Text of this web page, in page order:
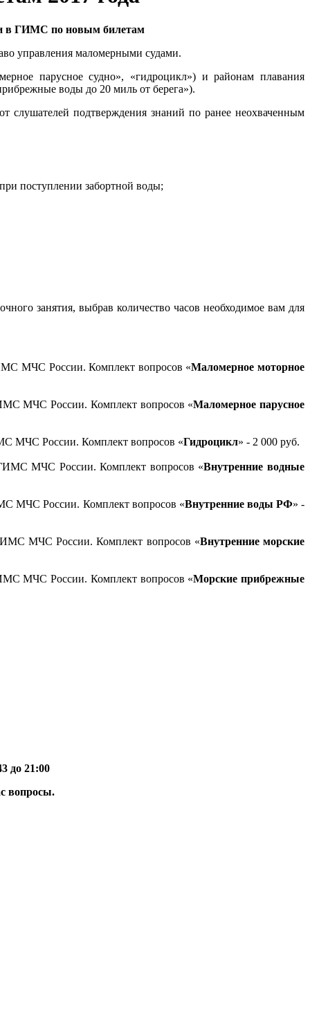
в ГИМС по новым билетам
управления маломерными судами.
парусное судно», «гидроцикл») и районам плавания
воды до 20 миль от берега»).
слушателей подтверждения знаний по ранее неохваченным
поступлении забортной воды;
занятия, выбрав количество часов необходимое вам для
МЧС России. Комплект вопросов «Маломерное моторное
МЧС России. Комплект вопросов «Маломерное парусное
МЧС России. Комплект вопросов «Гидроцикл» - 2 000 руб.
ГИМС МЧС России. Комплект вопросов «Внутренние водные
МЧС России. Комплект вопросов «Внутренние воды РФ» -
ГИМС МЧС России. Комплект вопросов «Внутренние морские
МЧС России. Комплект вопросов «Морские прибрежные
до 21:00
вопросы.